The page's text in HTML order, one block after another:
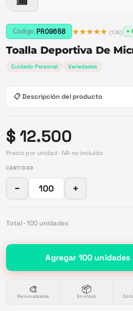
Código: PRO9658 ★★★★★ (174) ●
Toalla Deportiva De
Cuidado Personal Variedades
📋 Descripción del producto
$ 12.500
Precio por unidad · IVA no incluido
CANTIDAD
− +
Total · 100 unidades
Agregar 100 unidades
🎨
Personalizable
📦
En stock